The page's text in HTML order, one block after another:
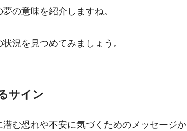
の意味を紹介しますね。
況を見つめてみましょう。
サイン
む恐れや不安に気づくためのメッセージか